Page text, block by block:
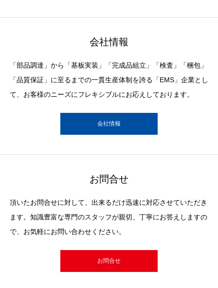
会社情報
「部品調達」から「基板実装」「完成品組立」「検査」「梱包」
「品質保証」に至るまでの一貫生産体制を誇る「EMS」企業とし
て、お客様のニーズにフレキシブルにお応えしております。
会社情報
お問合せ
頂いたお問合せに対して、出来るだけ迅速に対応させていただき
ます。知識豊富な専門のスタッフが親切、丁寧にお答えしますの
で、お気軽にお問い合わせください。
お問合せ